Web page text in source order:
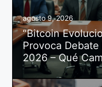
agosto 9, 2026
“Bitcoin
Provoca
2026 – Qué